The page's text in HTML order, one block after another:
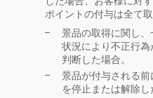
ポイントの付与は全て
景品の取得に関し
状況により不正行
判断した場合。
景品が付与される
を停止または解除し